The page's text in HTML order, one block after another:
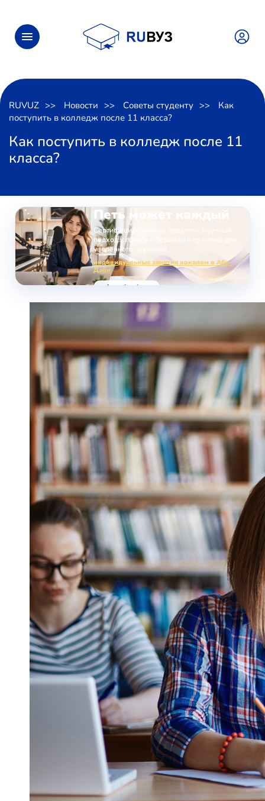
RUVUZ Новости Советы студенту
Как
поступить в колледж после 11 класса?
Как поступить в колледж после 11
класса?
Петь может каждый
Сертифицированные педагоги, научный
подход к голосу и бережная практика для
уверенного звучания.
индивидуальные занятия вокалом в Абу-
Даби
voice-school.com